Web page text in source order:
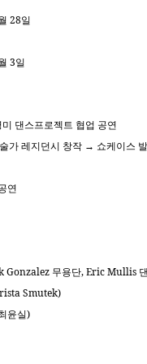
28일
3일
미 댄스프로젝트 협업 공연
가 레지던시 창작 → 쇼케이스
연
Gonzalez 무용단, Eric Mullis
Smutek)
윤실)